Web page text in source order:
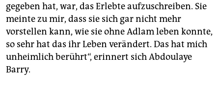
gegeben hat, war, das Erlebte aufzuschreiben. Sie
meinte zu mir, dass sie sich gar nicht mehr
vorstellen kann, wie sie ohne Adlam leben konnte,
so sehr hat das ihr Leben verändert. Das hat mich
unheimlich berührt“, erinnert sich Abdoulaye
Barry.